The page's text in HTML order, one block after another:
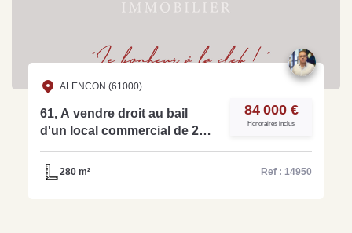
ALENCON (61000)
61, A vendre droit au bail
d'un local commercial de 280
commerciale -réf: 14950
84 000 €
Honoraires inclus
280 m² Ref : 14950